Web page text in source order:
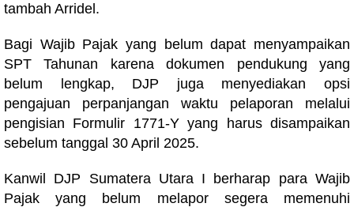
tambah Arridel.
Bagi Wajib Pajak yang belum dapat menyampaikan
SPT Tahunan karena dokumen pendukung yang
belum lengkap, DJP juga menyediakan opsi
pengajuan perpanjangan waktu pelaporan melalui
pengisian Formulir 1771-Y yang harus disampaikan
sebelum tanggal 30 April 2025.
Kanwil DJP Sumatera Utara I berharap para Wajib
Pajak yang belum melapor segera memenuhi